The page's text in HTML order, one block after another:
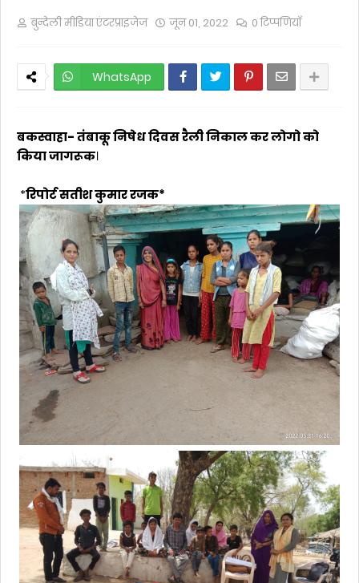
बुन्देली मीडिया एंटरप्राइजेज जून 01, 2022 0 टिप्पणियाँ
WhatsApp
बकस्वाहा- तंबाकू निषेध दिवस रैली निकाल कर लोगो को
किया जागरूक।
*रिपोर्ट सतीश कुमार रजक*